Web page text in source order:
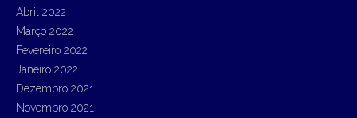
Abril 2022
Março 2022
Fevereiro 2022
Janeiro 2022
Dezembro 2021
Novembro 2021